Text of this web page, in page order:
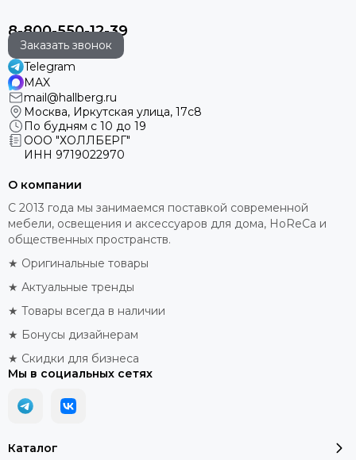
8-800-550-12-39
Заказать звонок
Telegram
MAX
mail@hallberg.ru
Москва, Иркутская улица, 17с8
По будням с 10 до 19
ООО "ХОЛЛБЕРГ"
ИНН 9719022970
Каталог
О компании
С 2013 года мы занимаемся поставкой современной
мебели, освещения и аксессуаров для дома, HoReCa и
общественных пространств.
★ Оригинальные товары
★ Актуальные тренды
★ Товары всегда в наличии
★ Бонусы дизайнерам
★ Скидки для бизнеса
Мы в социальных сетях